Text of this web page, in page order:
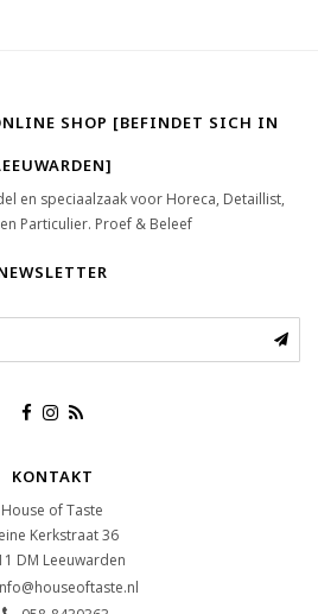
SHOP [BEFINDET SICH IN
en speciaalzaak voor Horeca, Detaillist,
Particulier. Proef & Beleef
KONTAKT
House of Taste
Kerkstraat 36
DM Leeuwarden